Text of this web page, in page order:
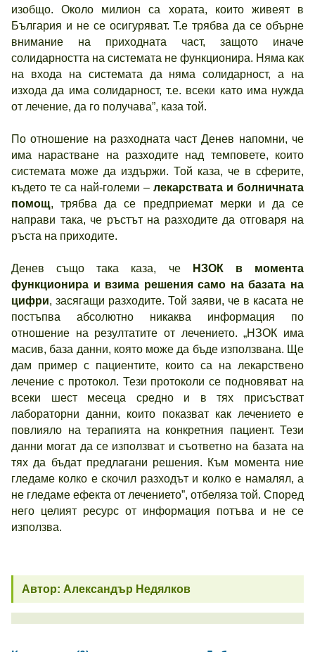
изобщо. Около милион са хората, които живеят в
България и не се осигуряват. Т.е трябва да се обърне
внимание на приходната част, защото иначе
солидарността на системата не функционира. Няма как
на входа на системата да няма солидарност, а на
изхода да има солидарност, т.е. всеки като има нужда
от лечение, да го получава”, каза той.
По отношение на разходната част Денев напомни, че
има нарастване на разходите над темповете, които
системата може да издържи. Той каза, че в сферите,
където те са най-големи – лекарствата и болничната
помощ, трябва да се предприемат мерки и да се
направи така, че ръстът на разходите да отговаря на
ръста на приходите.
Денев също така каза, че
НЗОК в момента
функционира и взима решения само на базата на
цифри, засягащи разходите. Той заяви, че в касата не
постъпва абсолютно никаква информация по
отношение на резултатите от лечението. „НЗОК има
масив, база данни, която може да бъде използвана. Ще
дам пример с пациентите, които са на лекарствено
лечение с протокол. Тези протоколи се подновяват на
всеки шест месеца средно и в тях присъстват
лабораторни данни, които показват как лечението е
повлияло на терапията на конкретния пациент. Тези
данни могат да се използват и съответно на базата на
тях да бъдат предлагани решения. Към момента ние
гледаме колко е скочил разходът и колко е намалял, а
не гледаме ефекта от лечението”, отбеляза той. Според
него целият ресурс от информация потъва и не се
използва.
Автор: Александър Недялков